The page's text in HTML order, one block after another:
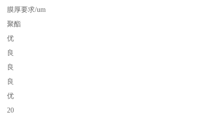
膜厚要求/um
聚酯
优
良
良
良
优
20